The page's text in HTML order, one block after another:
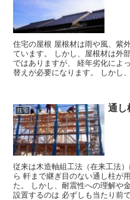
住宅の屋根 屋根材は雨や風、紫
ています。 しかし、屋根材は外
ではありますが、 経年劣化によ
替えが必要になります。 しかし
住宅 通し
従来は木造軸組工法（在来工法
ら 軒まで継ぎ目のない通し柱が
た。 しかし、耐震性への理解や
設置するのは 必ずしも当たり前